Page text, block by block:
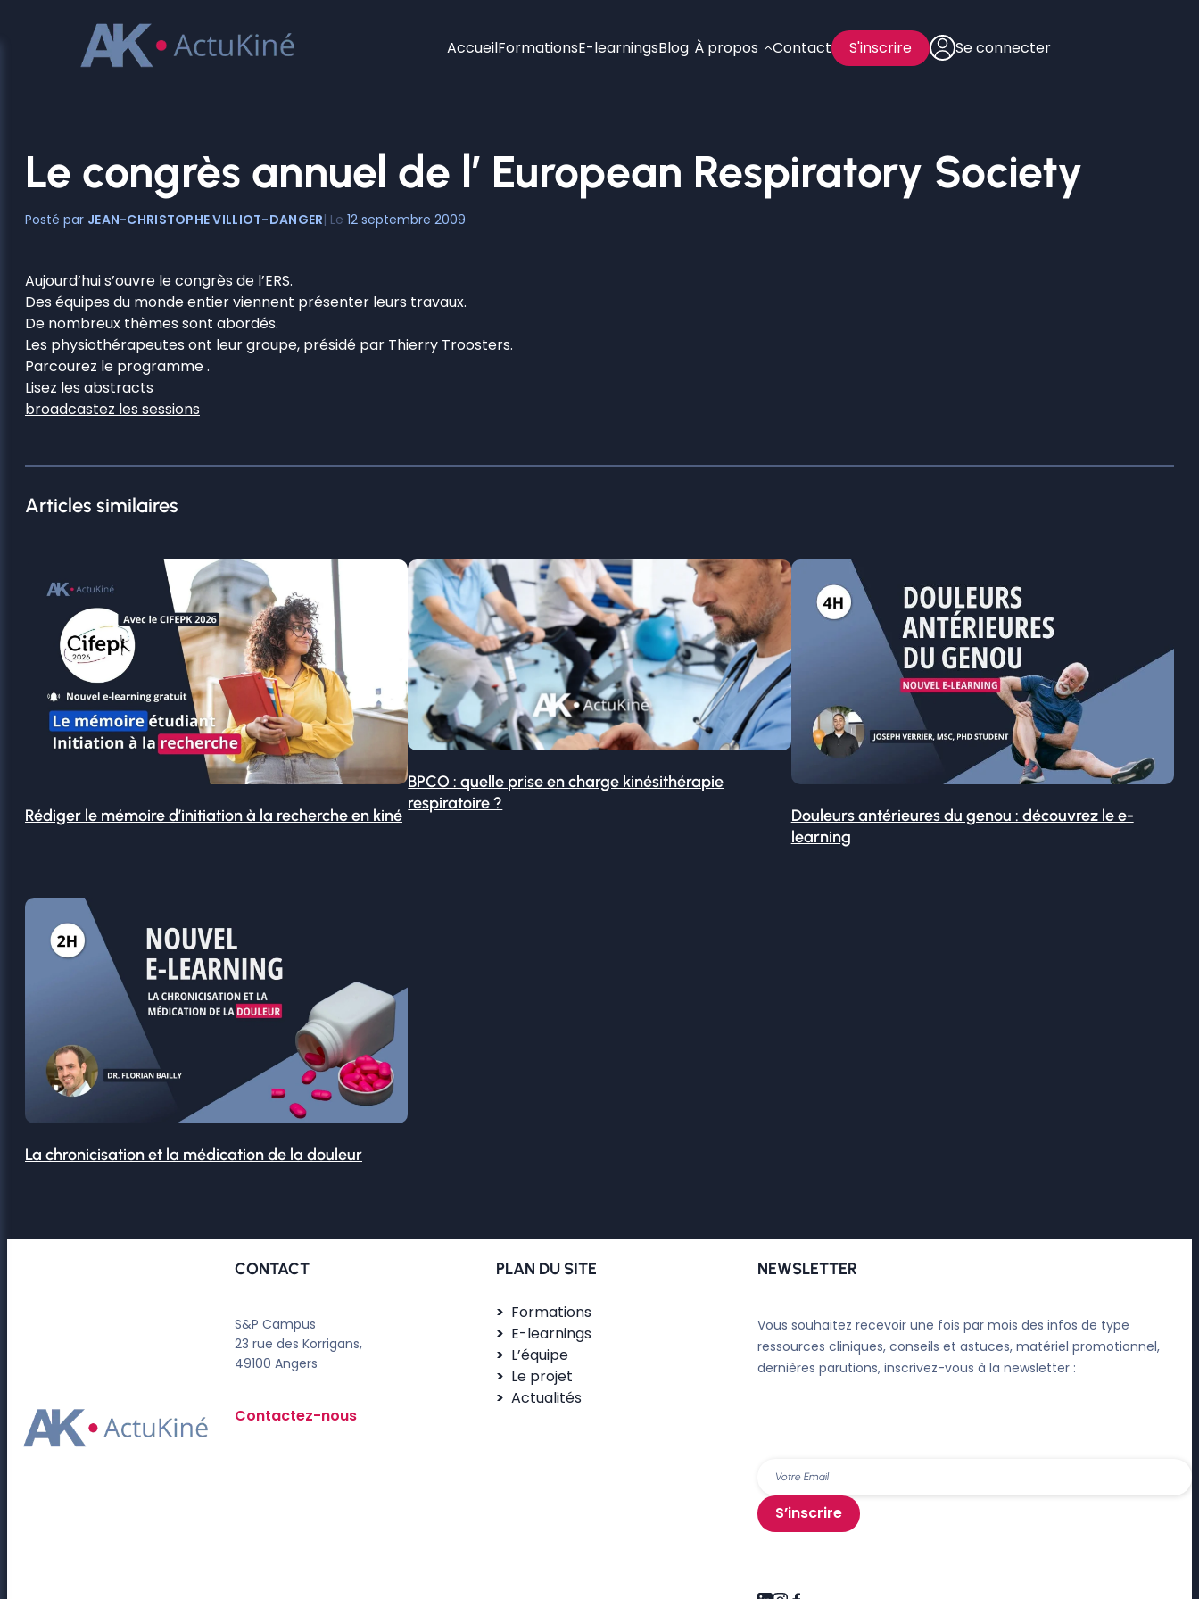
AccueilFormationsE-learningsBlog À propos Contact S'inscrire Se connecter
Le congrès annuel de l’ European Respiratory Society
JEAN-CHRISTOPHE VILLIOT-DANGER 12 septembre 2009
Aujourd’hui s’ouvre le congrès de l’ERS.
Des équipes du monde entier viennent présenter leurs travaux.
De nombreux thèmes sont abordés.
Les physiothérapeutes ont leur groupe, présidé par Thierry Troosters.
Parcourez le programme .
Lisez les abstracts
broadcastez les sessions
Articles similaires
Rédiger le mémoire d’initiation à la recherche en kiné
BPCO : quelle prise en charge kinésithérapie
respiratoire ?
Douleurs antérieures du genou : découvrez le e-
learning
La chronicisation et la médication de la douleur
CONTACT
S&P Campus
23 rue des Korrigans,
49100 Angers
Contactez-nous
PLAN DU SITE
Formations
E-learnings
L’équipe
Le projet
Actualités
NEWSLETTER
Vous souhaitez recevoir une fois par mois des infos de type
ressources cliniques, conseils et astuces, matériel promotionnel,
dernières parutions, inscrivez-vous à la newsletter :
S’inscrire